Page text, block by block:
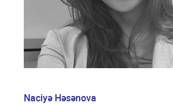
Naciyə Həsənova